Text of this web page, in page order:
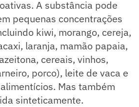
A substância pode
pequenas concentrações
kiwi, morango, cereja,
laranja, mamão papaia,
cereais, vinhos,
porco), leite de vaca e
Mas também
sinteticamente.